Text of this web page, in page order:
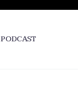
PODCAST